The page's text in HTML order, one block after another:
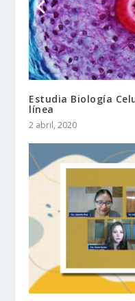
Estudia Biología
línea
2 abril, 2020